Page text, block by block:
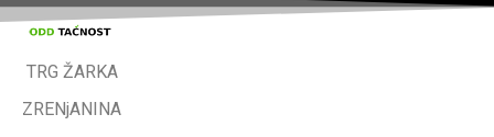
TRG ŽARKA
ZRENjANINA